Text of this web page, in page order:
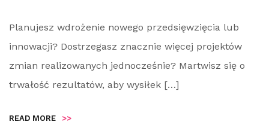
Planujesz wdrożenie nowego przedsięwzięcia lub
innowacji? Dostrzegasz znacznie więcej projektów
zmian realizowanych jednocześnie? Martwisz się o
trwałość rezultatów, aby wysiłek […]
READ MORE >>